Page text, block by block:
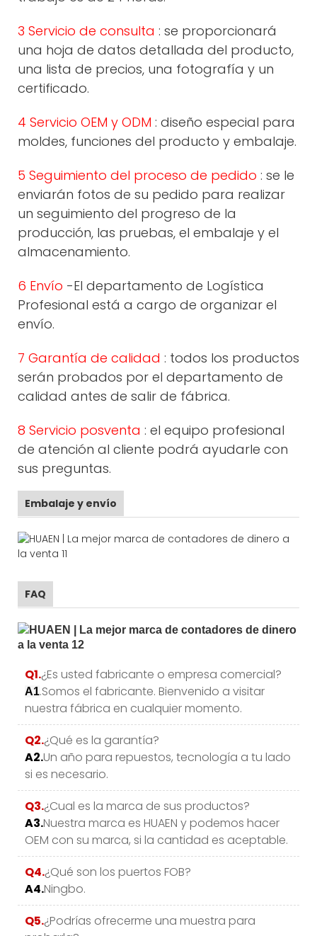
3 Servicio de consulta : se proporcionará
una hoja de datos detallada del producto,
una lista de precios, una fotografía y un
certificado.
4 Servicio OEM y ODM : diseño especial para
moldes, funciones del producto y embalaje.
5 Seguimiento del proceso de pedido : se le
enviarán fotos de su pedido para realizar
un seguimiento del progreso de la
producción, las pruebas, el embalaje y el
almacenamiento.
6 Envío -El departamento de Logística
Profesional está a cargo de organizar el
envío.
7 Garantía de calidad : todos los productos
serán probados por el departamento de
calidad antes de salir de fábrica.
8 Servicio posventa : el equipo profesional
de atención al cliente podrá ayudarle con
sus preguntas.
Embalaje y envío
FAQ
Q1.¿Es usted fabricante o empresa comercial?
A1.Somos el fabricante. Bienvenido a visitar
nuestra fábrica en cualquier momento.
Q2.¿Qué es la garantía?
A2.Un año para repuestos, tecnología a tu lado
si es necesario.
Q3.¿Cual es la marca de sus productos?
A3.Nuestra marca es HUAEN y podemos hacer
OEM con su marca, si la cantidad es aceptable.
Q4.¿Qué son los puertos FOB?
A4.Ningbo.
Q5.¿Podrías ofrecerme una muestra para